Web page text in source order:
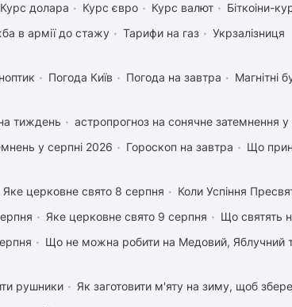
Курс долара Курс євро Курс валют Біткоіни-
в армії до стажу
Тарифи на газ Укрзалізниця
Погода Київ Погода на завтра Магнітні
тиждень астропрогноз на сонячне затемнення у
у серпні 2026
Гороскоп на завтра Що
Яке церковне свято 8 серпня Коли Успіння
Яке церковне свято 9 серпня Що святять
Що не можна робити на Медовий, Яблучний
рушники Як заготовити м'яту на зиму, щоб